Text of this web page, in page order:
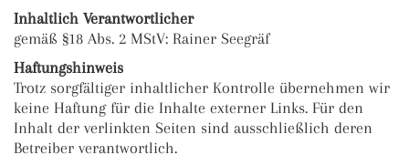
Inhaltlich Verantwortlicher
gemäß §18 Abs. 2 MStV: Rainer Seegräf
Haftungshinweis
Trotz sorgfältiger inhaltlicher Kontrolle übernehmen wir
keine Haftung für die Inhalte externer Links. Für den
Inhalt der verlinkten Seiten sind ausschließlich deren
Betreiber verantwortlich.